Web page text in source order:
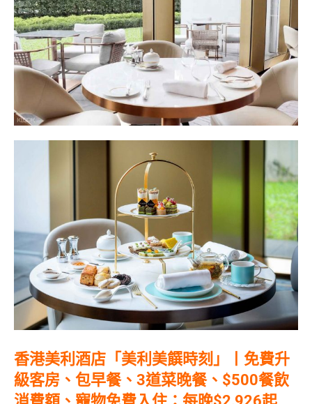
香港美利酒店「美利美饌時刻」丨免費升
級客房、包早餐、3道菜晚餐、$500餐飲